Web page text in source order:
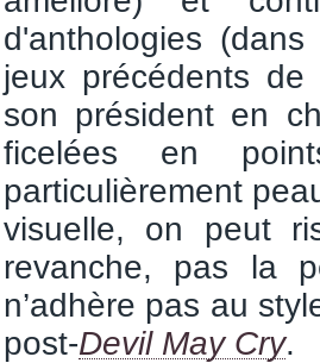
d'anthologies
jeux précédents
son président en
ficelées en
particulièrement
visuelle, on peut
revanche, pas la
n’adhère pas au
post-Devil May Cry.